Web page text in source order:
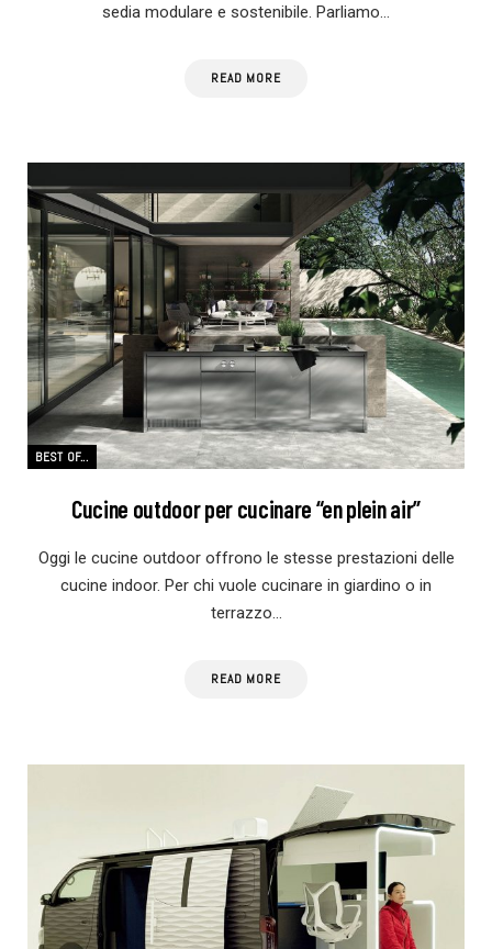
sedia modulare e sostenibile. Parliamo…
READ MORE
BEST OF...
Cucine outdoor per cucinare “en plein air”
Oggi le cucine outdoor offrono le stesse prestazioni delle
cucine indoor. Per chi vuole cucinare in giardino o in
terrazzo…
READ MORE